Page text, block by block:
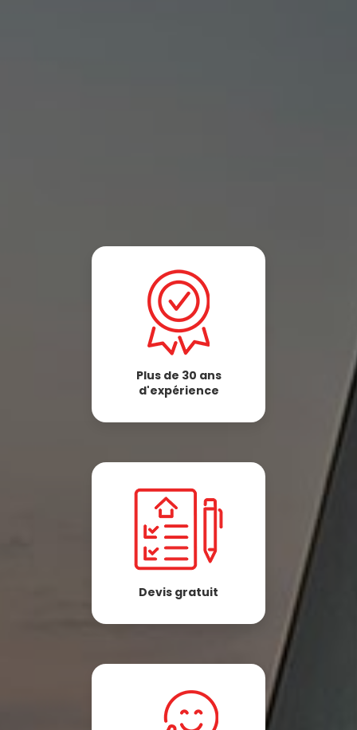
Plus de 30 ans
d'expérience
Devis gratuit